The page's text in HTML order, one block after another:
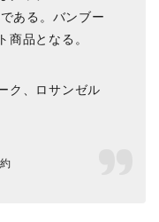
ある。バンブー
商品となる。
ク、ロサンゼル